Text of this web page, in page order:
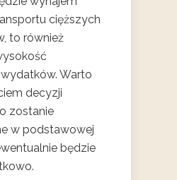
cięższych
to również
Warto
decyzji
zostanie
w podstawowej
będzie